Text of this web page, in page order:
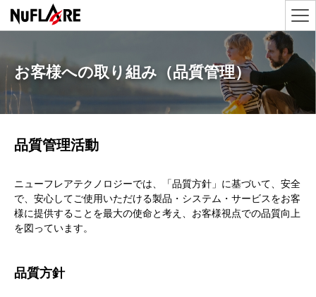
お客様への取り組み（品質管理）
品質管理活動
ニューフレアテクノロジーでは、「品質方針」に基づいて、安全
で、安心してご使用いただける製品・システム・サービスをお客
様に提供することを最大の使命と考え、お客様視点での品質向上
を図っています。
品質方針